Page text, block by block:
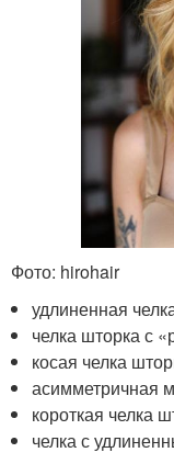
Фото: hirohair
удлиненная
челка шторка с
косая челка
асимметричная
короткая челка
челка с